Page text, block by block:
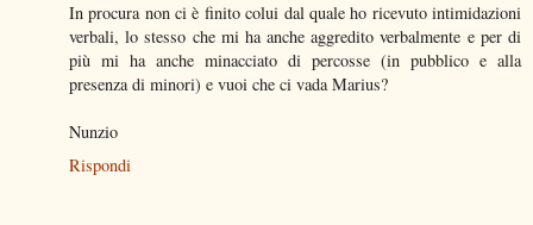
In procura non ci è finito colui dal quale ho ricevuto intimidazioni
verbali, lo stesso che mi ha anche aggredito verbalmente e per di
più mi ha anche minacciato di percosse (in pubblico e alla
presenza di minori) e vuoi che ci vada Marius?
Nunzio
Rispondi